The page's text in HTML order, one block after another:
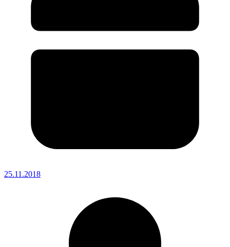
25.11.2018